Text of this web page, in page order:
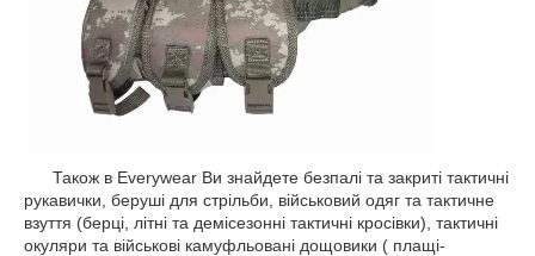
Також в Everywear Ви знайдете безпалі та закриті тактичні
рукавички, беруші для стрільби, військовий одяг та тактичне
взуття (берці, літні та демісезонні тактичні кросівки), тактичні
окуляри та військові камуфльовані дощовики ( плащі-